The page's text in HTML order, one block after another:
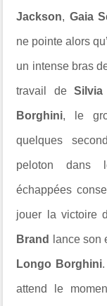
Jackson, Gaia
ne pointe alors
un intense bras
travail de
Borghini, le
quelques
peloton dans
échappées
jouer la victoire
Brand lance son
Longo Borghini
attend le